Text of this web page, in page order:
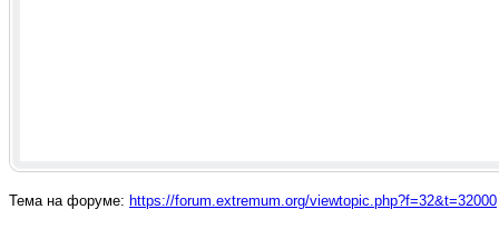
Тема на форуме: https://forum.extremum.org/viewtopic.php?f=32&t=32000